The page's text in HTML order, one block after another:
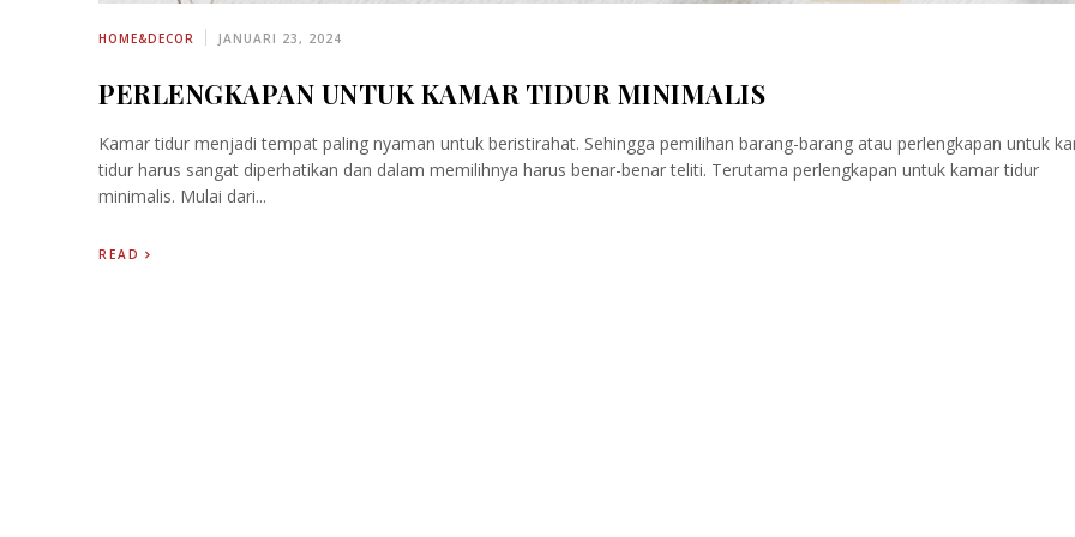
HOME&DECOR JANUARI 23, 2024
PERLENGKAPAN UNTUK KAMAR TIDUR MINIMALIS
Kamar tidur menjadi tempat paling nyaman untuk beristirahat. Sehingga pemilihan barang-barang atau perlengkapan untuk
tidur harus sangat diperhatikan dan dalam memilihnya harus benar-benar teliti. Terutama perlengkapan untuk kamar tidur
minimalis. Mulai dari...
READ